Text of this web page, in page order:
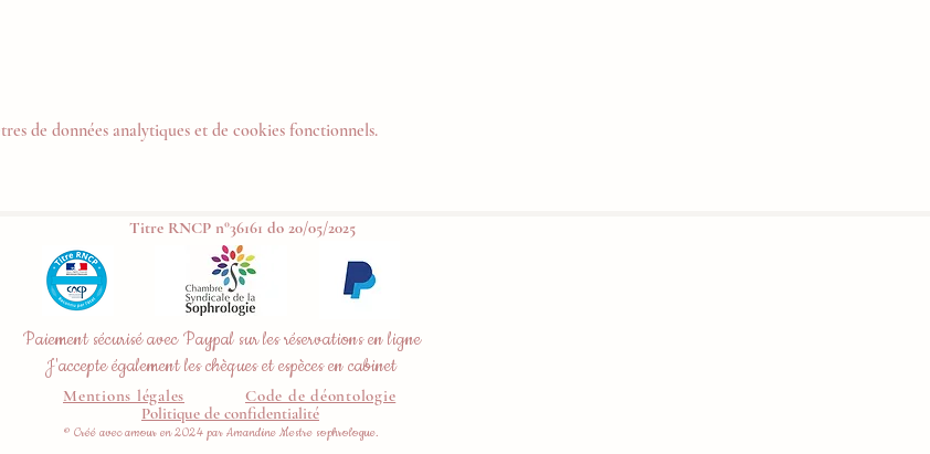
de données analytiques et de cookies fonctionnels.
Titre RNCP n°36161 do 20/05/2025
Paiement sécurisé avec Paypal sur les réservations en ligne
J'accepte également les chèques et espèces en cabinet
Mentions légales Code de déontologie
© Créé avec amour en 2024 par Amandine Mestre sophrologue.
Politique de confidentialité